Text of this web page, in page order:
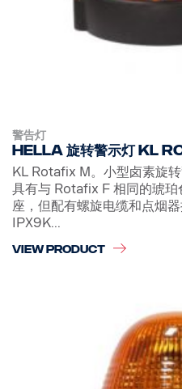
警告灯
Hella 旋转警示灯 KL
KL Rotafix M。小型卤素旋
具有与 Rotafix F 相同的琥
座，但配有螺旋电缆和点烟
IPX9K...
VIEW PRODUCT